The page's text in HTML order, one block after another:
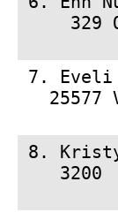
329
7.
25577
8.
3200